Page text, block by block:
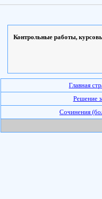
Контрольные работы,
Главная
Решение
Сочинения